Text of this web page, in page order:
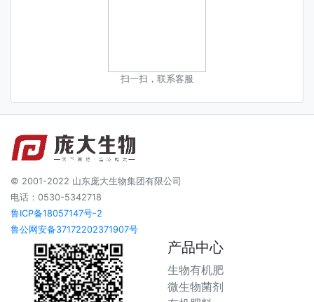
扫一扫，联系客服
© 2001-2022 山东庞大生物集团有限公司
电话：0530-5342718
鲁ICP备18057147号-2
鲁公网安备37172202371907号
产品中心
生物有机肥
微生物菌剂